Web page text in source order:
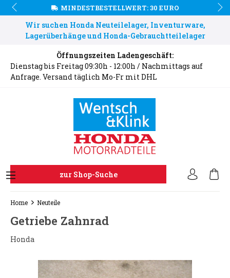
MINDESTBESTELLWERT: 30 EURO
Wir suchen Honda Neuteilelager, Inventurware,
Lagerüberhänge und Honda-Gebrauchtteilelager
Öffnungszeiten Ladengeschäft:
Dienstag bis Freitag 09:30h - 12:00h / Nachmittags auf
Anfrage. Versand täglich Mo-Fr mit DHL
zur Shop-Suche
Home Neuteile
Getriebe Zahnrad
Honda